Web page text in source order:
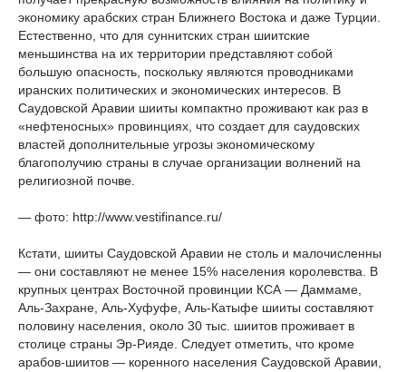
экономику арабских стран Ближнего Востока и даже Турции.
Естественно, что для суннитских стран шиитские
меньшинства на их территории представляют собой
большую опасность, поскольку являются проводниками
иранских политических и экономических интересов. В
Саудовской Аравии шииты компактно проживают как раз в
«нефтеносных» провинциях, что создает для саудовских
властей дополнительные угрозы экономическому
благополучию страны в случае организации волнений на
религиозной почве.
— фото: http://www.vestifinance.ru/
Кстати, шииты Саудовской Аравии не столь и малочисленны
— они составляют не менее 15% населения королевства. В
крупных центрах Восточной провинции КСА — Даммаме,
Аль-Захране, Аль-Хуфуфе, Аль-Катыфе шииты составляют
половину населения, около 30 тыс. шиитов проживает в
столице страны Эр-Рияде. Следует отметить, что кроме
арабов-шиитов — коренного населения Саудовской Аравии,